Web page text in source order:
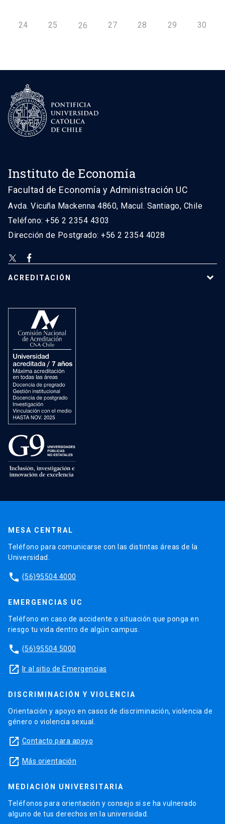
24 25 26 27 28 29 30
Instituto de Economía
Facultad de Economía y Administración UC
Avda. Vicuña Mackenna 4860, Macul. Santiago, Chile
Teléfono: +56 2 2354 4303
Dirección de Postgrado: +56 2 2354 4028
ACREDITACIÓN
MESA CENTRAL
Teléfono para comunicarse con las distintas áreas de la
Universidad.
phone (56)95504 4000
EMERGENCIAS UC
Teléfono en caso de accidente o situación que ponga en
riesgo tu vida dentro de algún campus.
phone (56)95504 5000
launch Ir al sitio de Emergencias
DISCRIMINACIÓN Y VIOLENCIA
Orientación y apoyo en casos de discriminación, violencia de
género o violencia sexual.
launch Contacto para apoyo
launch Más orientación
MEDIACIÓN UNIVERSITARIA
Teléfonos para orientación y consejo si se ha vulnerado
alguno de tus derechos en la universidad.